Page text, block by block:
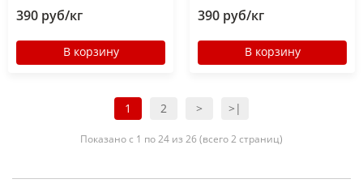
390 руб/кг
В корзину
390 руб/кг
В корзину
1 2 > >|
Показано с 1 по 24 из 26 (всего 2 страниц)